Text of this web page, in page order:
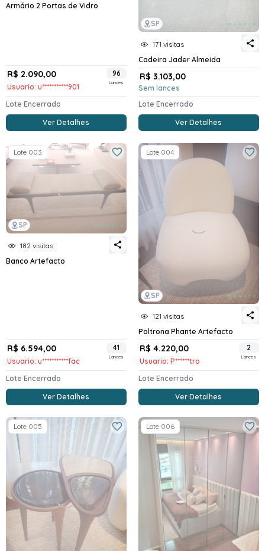
Armário 2 Portas de Vidro
R$ 2.090,00
Usuario: u***********901
96
Lances
Lote Encerrado
Ver Detalhes
SP
171 visitas
Cadeira Jader Almeida
R$ 3.103,00
Sem lances
Lote Encerrado
Ver Detalhes
SP
Lote 003
182 visitas
Banco Artefacto
R$ 6.594,00
Usuario: u***********fac
41
Lances
Lote Encerrado
Ver Detalhes
SP
Lote 004
121 visitas
Poltrona Phante Artefacto
R$ 4.220,00
Usuario: P******tro
2
Lances
Lote Encerrado
Ver Detalhes
Lote 005 Lote 006